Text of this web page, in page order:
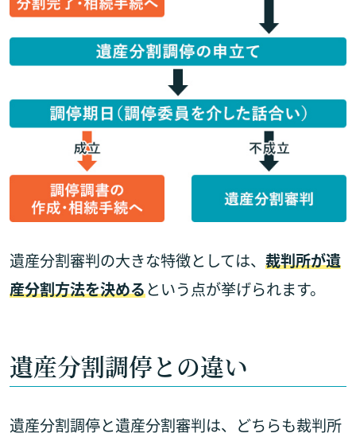
遺産分割審判の大きな特徴としては、 裁判所が遺
産分割方法を決めるという点が挙げられます。
遺産分割調停との違い
遺産分割調停と遺産分割審判は、どちらも裁判所